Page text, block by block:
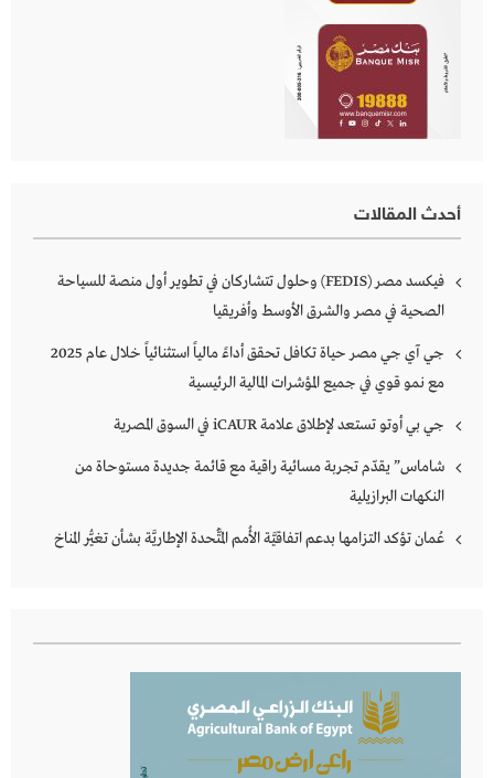
أحدث المقالات
فيكسد مصر (FEDIS) وحلول تتشاركان في تطوير أول منصة للسياحة
الصحية في مصر والشرق الأوسط وأفريقيا
جي آي جي مصر حياة تكافل تحقق أداءً مالياً استثنائياً خلال عام 2025
مع نمو قوي في جميع المؤشرات المالية الرئيسية
جي بي أوتو تستعد لإطلاق علامة iCAUR في السوق المصرية
شاماس” يقدّم تجربة مسائية راقية مع قائمة جديدة مستوحاة من
النكهات البرازيلية
عُمان تؤكد التزامها بدعم اتفاقيَّة الأُمم المُتَّحدة الإطاريَّة بشأن تغيُّر المناخ